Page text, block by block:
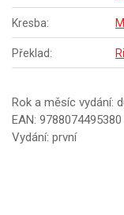
Kresba:
Překlad:
Rok a měsíc vydání:
EAN: 9788074495380
Vydání: první